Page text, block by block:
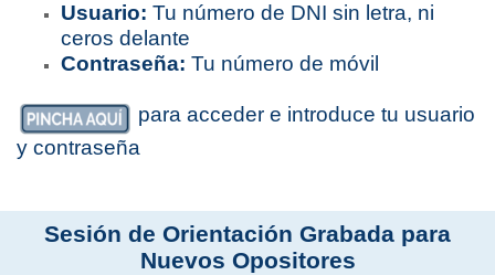
Usuario: Tu número de DNI sin letra, ni
ceros delante
Contraseña: Tu número de móvil
para acceder e introduce tu usuario
y contraseña
Sesión de Orientación Grabada para
Nuevos Opositores